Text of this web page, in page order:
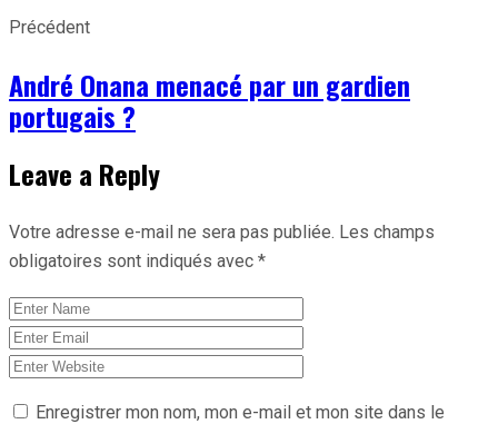
Précédent
André Onana menacé par un gardien
portugais ?
Leave a Reply
Votre adresse e-mail ne sera pas publiée. Les champs
obligatoires sont indiqués avec *
Enregistrer mon nom, mon e-mail et mon site dans le